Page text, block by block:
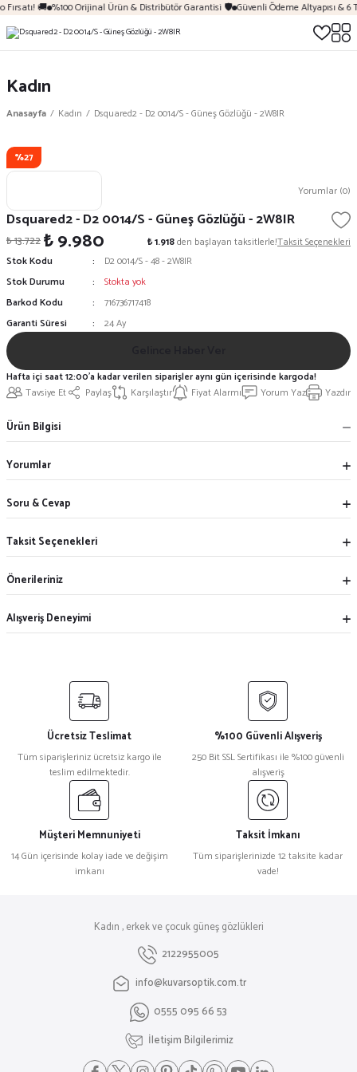
🚚 %100 Orijinal Ürün & Distribütör Garantisi 🛡️ Güvenli Ödeme Altyapısı & 6
Kadın
Anasayfa Kadın Dsquared2 - D2 0014/S - Güneş Gözlüğü - 2W8IR
%27
Yorumlar (0)
Dsquared2 - D2 0014/S - Güneş Gözlüğü - 2W8IR
₺ 13.722₺ 9.980 ₺ 1.918den başlayan taksitlerle!Taksit Seçenekleri
Stok Kodu
D2 0014/S - 48 - 2W8IR
Stok Durumu
Stokta yok
Barkod Kodu
716736717418
Garanti Süresi
24 Ay
Tavsiye Et Paylaş Karşılaştır Fiyat Alarmı Yorum Yaz Yazdır
Hafta içi saat 12:00'a kadar verilen siparişler aynı gün içerisinde kargoda!
Ürün Bilgisi
Yorumlar
Soru & Cevap
Taksit Seçenekleri
Önerileriniz
Alışveriş Deneyimi
Ücretsiz Teslimat
Tüm siparişleriniz ücretsiz kargo ile
teslim edilmektedir.
%100 Güvenli Alışveriş
250 Bit SSL Sertifikası ile %100 güvenli
alışveriş
Müşteri Memnuniyeti
14 Gün içerisinde kolay iade ve değişim
imkanı
Taksit İmkanı
Tüm siparişlerinizde 12 taksite kadar
vade!
Kadın , erkek ve çocuk güneş gözlükleri
2122955005
info@kuvarsoptik.com.tr
0555 095 66 53
İletişim Bilgilerimiz